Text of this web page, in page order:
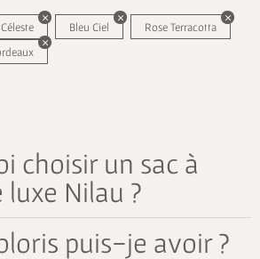
Bleu Ciel
Rose Terracotta
choisir un sac à
luxe Nilau ?
puis-je avoir ?